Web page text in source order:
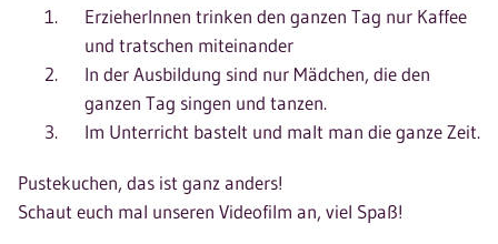
ErzieherInnen trinken den ganzen Tag nur Kaffee
und tratschen miteinander
In der Ausbildung sind nur Mädchen, die den
ganzen Tag singen und tanzen.
Im Unterricht bastelt und malt man die ganze Zeit.
Pustekuchen, das ist ganz anders!
Schaut euch mal unseren Videofilm an, viel Spaß!